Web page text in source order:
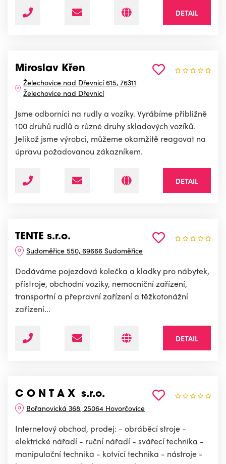
DETAIL
Miroslav Křen
Želechovice nad Dřevnicí 615, 76311
Želechovice nad Dřevnicí
Jsme odborníci na rudly a vozíky. Vyrábíme přibližně
100 druhů rudlů a různé druhy skladových vozíků.
Jelikož jsme výrobci, můžeme okamžitě reagovat na
úpravu požadovanou zákazníkem.
DETAIL
TENTE s.r.o.
Sudoměřice 550, 69666 Sudoměřice
Dodáváme pojezdová kolečka a kladky pro nábytek,
přístroje, obchodní vozíky, nemocniční zařízení,
transportní a přepravní zařízení a těžkotonážní
zařízení...
DETAIL
C O N T A X s.r.o.
Bořanovická 368, 25064 Hovorčovice
Internetový obchod, prodej: - obráběcí stroje -
elektrické nářadí - ruční nářadí - svářecí technika -
manipulační technika - kotvící technika - nástroje -